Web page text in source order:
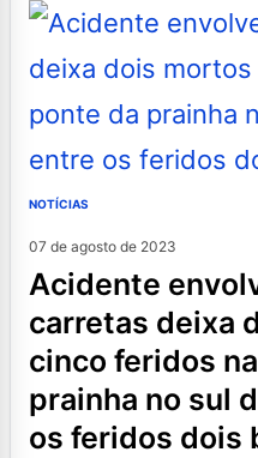
NOTÍCIAS
07 de agosto de 2023
acidente envolvendo duas
carretas deixa
cinco feridos
prainha no sul
os feridos dois